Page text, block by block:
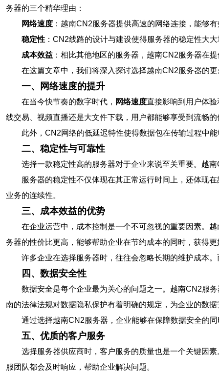
务器的三个精华理由：
网络速度 ：越南CN2服务器提供高速的网络连接，能够
稳定性 ：CN2线路的设计与建设使得服务器的稳定性大
成本效益 ：相比其他地区的服务器，越南CN2服务器在
在这篇文章中，我们将深入探讨选择越南CN2服务器的
一、网络速度的提升
在当今快节奏的数字时代， 网络速度直接影响到用户体
线交易、视频直播还是大文件下载，用户都能够享受到流畅
此外，CN2网络的低延迟特性使得数据包在传输过程中
二、稳定性与可靠性
选择一款稳定性高的服务器对于企业来说至关重要。越
服务器的稳定性不仅体现在其正常运行时间上，还体现
业务的连续性。
三、成本效益的优势
在企业运营中，成本控制是一个不可忽视的重要因素。
务器的性价比更高，能够帮助企业在节约成本的同时，获得
许多企业在选择服务器时，往往会忽略长期的维护成本
四、数据安全性
数据安全是每个企业最为关心的问题之一。越南CN2服
南的法律法规对数据隐私保护有着明确的规定，为企业的数
通过选择越南CN2服务器，企业能够在保障数据安全的
五、优质的客户服务
选择服务器供应商时，客户服务的质量也是一个关键因
服团队都会及时响应，帮助企业解决问题。